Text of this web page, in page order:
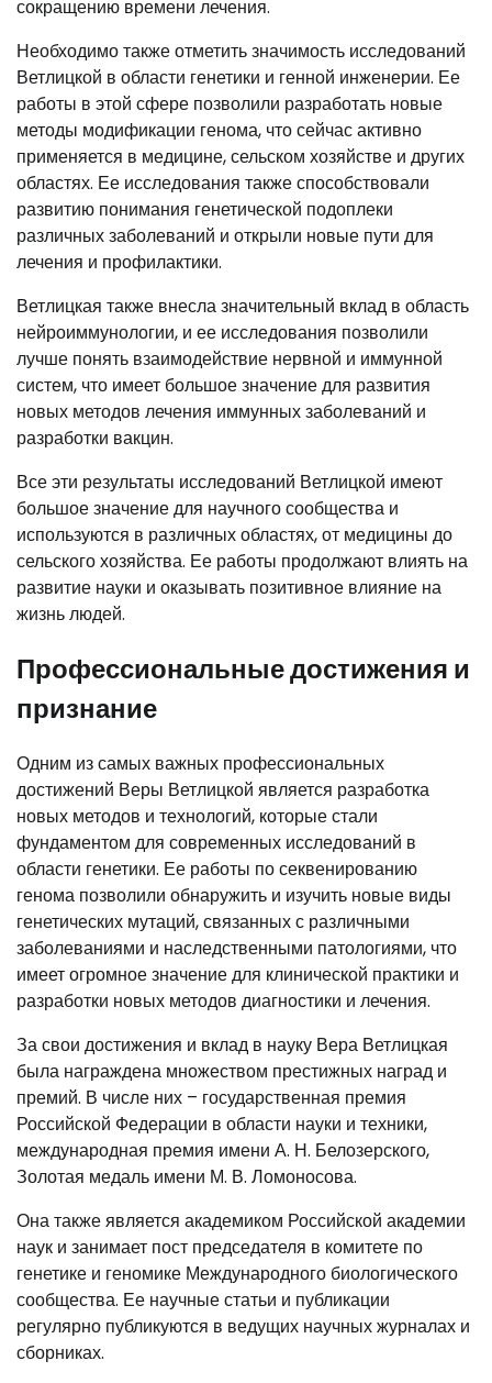
сокращению времени лечения.
Необходимо также отметить значимость исследований
Ветлицкой в области генетики и генной инженерии. Ее
работы в этой сфере позволили разработать новые
методы модификации генома, что сейчас активно
применяется в медицине, сельском хозяйстве и других
областях. Ее исследования также способствовали
развитию понимания генетической подоплеки
различных заболеваний и открыли новые пути для
лечения и профилактики.
Ветлицкая также внесла значительный вклад в область
нейроиммунологии, и ее исследования позволили
лучше понять взаимодействие нервной и иммунной
систем, что имеет большое значение для развития
новых методов лечения иммунных заболеваний и
разработки вакцин.
Все эти результаты исследований Ветлицкой имеют
большое значение для научного сообщества и
используются в различных областях, от медицины до
сельского хозяйства. Ее работы продолжают влиять на
развитие науки и оказывать позитивное влияние на
жизнь людей.
Профессиональные достижения и
признание
Одним из самых важных профессиональных
достижений Веры Ветлицкой является разработка
новых методов и технологий, которые стали
фундаментом для современных исследований в
области генетики. Ее работы по секвенированию
генома позволили обнаружить и изучить новые виды
генетических мутаций, связанных с различными
заболеваниями и наследственными патологиями, что
имеет огромное значение для клинической практики и
разработки новых методов диагностики и лечения.
За свои достижения и вклад в науку Вера Ветлицкая
была награждена множеством престижных наград и
премий. В числе них – государственная премия
Российской Федерации в области науки и техники,
международная премия имени А. Н. Белозерского,
Золотая медаль имени М. В. Ломоносова.
Она также является академиком Российской академии
наук и занимает пост председателя в комитете по
генетике и геномике Международного биологического
сообщества. Ее научные статьи и публикации
регулярно публикуются в ведущих научных журналах и
сборниках.